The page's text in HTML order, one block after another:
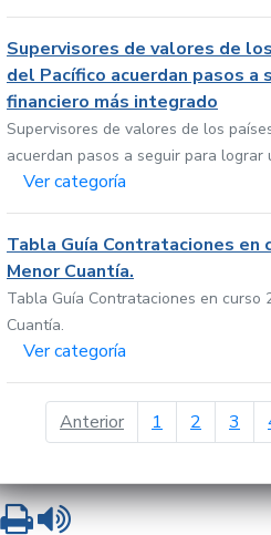
Supervisores de valores de
del Pacífico acuerdan pasos a
financiero más integrado
Supervisores de valores de los
acuerdan pasos a seguir para
Ver categoría
Tabla Guía Contrataciones en
Menor Cuantía.
Tabla Guía Contrataciones en curso
Cuantía.
Ver categoría
Anteriorpágina anterior
1 2 3
ImprimirLeer contenido